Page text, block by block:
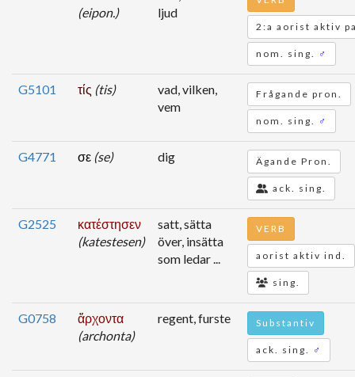
(eipon.)
ljud
2:a aorist aktiv
nom. sing. ♂
G5101 τίς (tis)
vad, vilken,
vem
Frågande pron.
nom. sing. ♂
G4771 σε (se) dig Ägande Pron.
ack. sing.
G2525
κατέστησεν
(katestesen)
satt, sätta
över, insätta
som ledar ...
VERB
aorist aktiv ind.
sing.
G0758
ἄρχοντα
(archonta)
regent, furste Substantiv
ack. sing. ♂